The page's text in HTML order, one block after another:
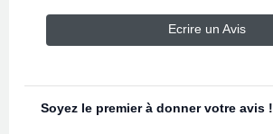
Ecrire un Avis
Soyez le premier à donner votre avis !